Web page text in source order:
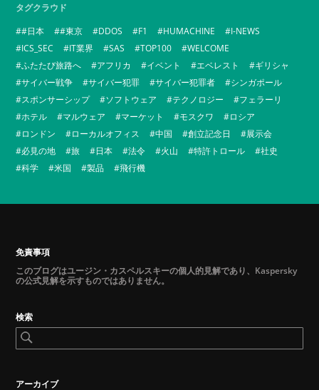
タグクラウド
#日本
#東京 DDOS F1 HUMACHINE
I-NEWS
ICS_SEC
IT業界 SAS TOP100
WELCOME
ふたたび旅路へ
アフリカ イベント エベレスト
ギリシャ
サイバー戦争
サイバー犯罪 サイバー犯罪者
シンガポール
スポンサーシップ
ソフトウェア テクノロジー
フェラーリ
ホテル
マルウェア マーケット モスクワ
ロシア
ロンドン
ローカルオフィス 中国 創立記念日
展示会
必見の地
旅 日本 法令 火山 特許トロール
社史
科学
米国 製品 飛行機
免責事項
このブログはユージン・カスペルスキーの個人的見解であり、Kaspersky
の公式見解を示すものではありません。
検索
アーカイブ